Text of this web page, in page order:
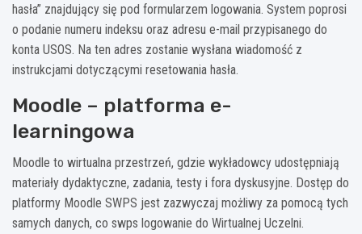
hasła” znajdujący się pod formularzem logowania. System poprosi
o podanie numeru indeksu oraz adresu e-mail przypisanego do
konta USOS. Na ten adres zostanie wysłana wiadomość z
instrukcjami dotyczącymi resetowania hasła.
Moodle – platforma e-
learningowa
Moodle to wirtualna przestrzeń, gdzie wykładowcy udostępniają
materiały dydaktyczne, zadania, testy i fora dyskusyjne. Dostęp do
platformy Moodle SWPS jest zazwyczaj możliwy za pomocą tych
samych danych, co swps logowanie do Wirtualnej Uczelni.